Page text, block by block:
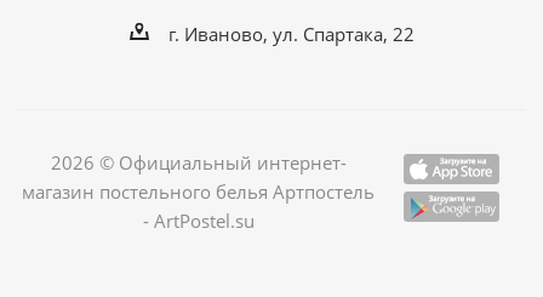
г. Иваново, ул. Спартака, 22
2026 © Официальный интернет-
магазин постельного белья Артпостель
- ArtPostel.su